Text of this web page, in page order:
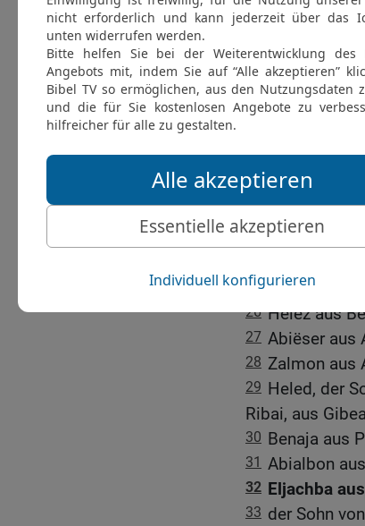
21 Er tötete
bewaffnet
ging auf den
durchbohrte
22 Durch
Er war
»Drei« reichte
24 Zu den
Joab Elhanan,
25 Schamma
26 Helez aus
27 Abiëser aus
28 Zalmon aus
29 Heled, der
Ribai, aus
30 Benaja aus
31 Abialbon
32 Eljachba
33 der Sohn